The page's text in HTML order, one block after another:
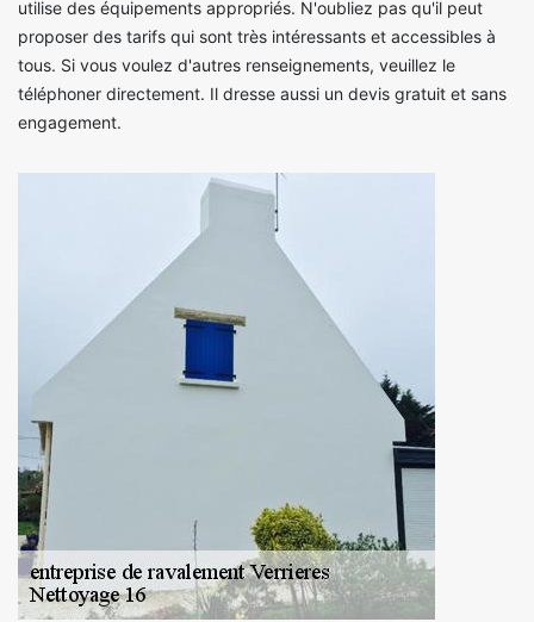
utilise des équipements appropriés. N'oubliez pas qu'il peut
proposer des tarifs qui sont très intéressants et accessibles à
tous. Si vous voulez d'autres renseignements, veuillez le
téléphoner directement. Il dresse aussi un devis gratuit et sans
engagement.